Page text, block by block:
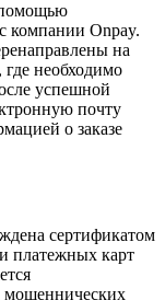
помощью
компании Onpay.
на
необходимо
успешной
почту
о заказе
сертификатом
платежных карт
мошеннических